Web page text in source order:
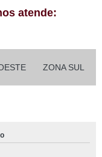
atende:
ZONA SUL